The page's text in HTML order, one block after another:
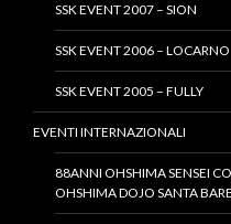
SSK EVENT 2007 – SION
SSK EVENT 2006 – LOCARNO
SSK EVENT 2005 – FULLY
EVENTI INTERNAZIONALI
88ANNI OHSHIMA SENSEI
OHSHIMA DOJO SANTA